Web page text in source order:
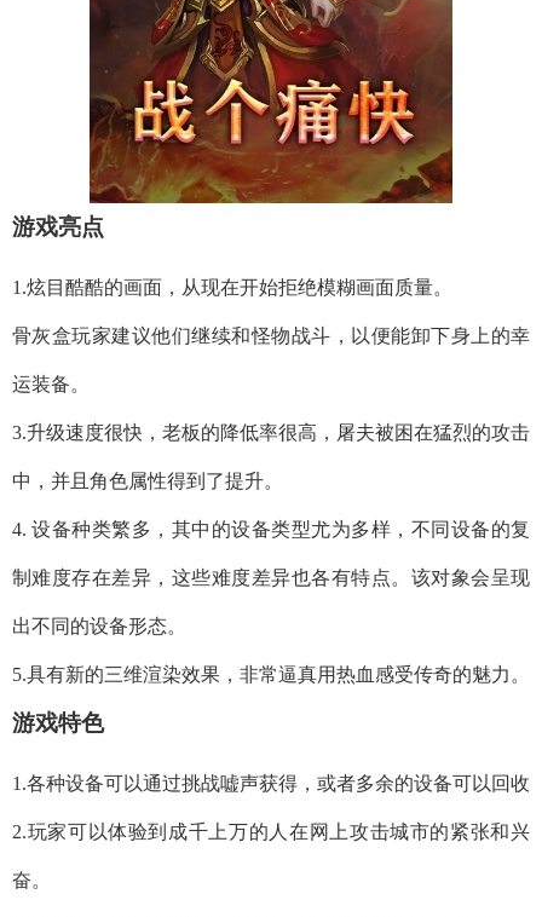
游戏亮点
1.炫目酷酷的画面，从现在开始拒绝模糊画面质量。
骨灰盒玩家建议他们继续和怪物战斗，以便能卸下身上的幸
运装备。
3.升级速度很快，老板的降低率很高，屠夫被困在猛烈的攻击
中，并且角色属性得到了提升。
4. 设备种类繁多，其中的设备类型尤为多样，不同设备的复
制难度存在差异，这些难度差异也各有特点。该对象会呈现
出不同的设备形态。
5.具有新的三维渲染效果，非常逼真用热血感受传奇的魅力。
游戏特色
1.各种设备可以通过挑战嘘声获得，或者多余的设备可以回收
2.玩家可以体验到成千上万的人在网上攻击城市的紧张和兴
奋。